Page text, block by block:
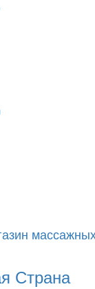
Страна